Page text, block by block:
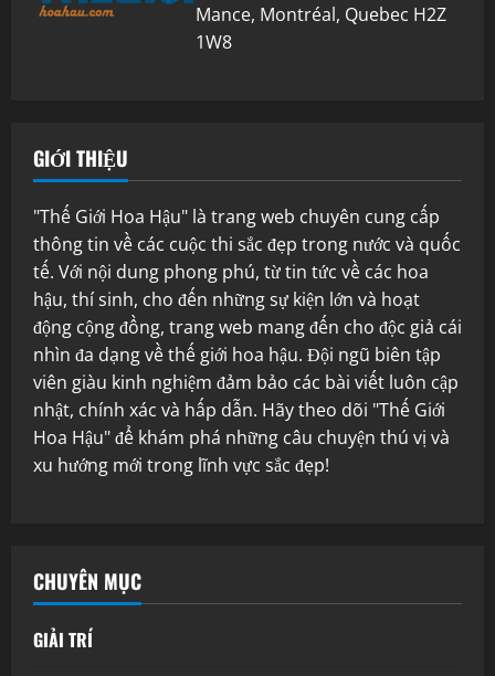
Mance, Montréal, Quebec H2Z
1W8
GIỚI THIỆU
"Thế Giới Hoa Hậu" là trang web chuyên cung cấp
thông tin về các cuộc thi sắc đẹp trong nước và quốc
tế. Với nội dung phong phú, từ tin tức về các hoa
hậu, thí sinh, cho đến những sự kiện lớn và hoạt
động cộng đồng, trang web mang đến cho độc giả cái
nhìn đa dạng về thế giới hoa hậu. Đội ngũ biên tập
viên giàu kinh nghiệm đảm bảo các bài viết luôn cập
nhật, chính xác và hấp dẫn. Hãy theo dõi "Thế Giới
Hoa Hậu" để khám phá những câu chuyện thú vị và
xu hướng mới trong lĩnh vực sắc đẹp!
CHUYÊN MỤC
GIẢI TRÍ